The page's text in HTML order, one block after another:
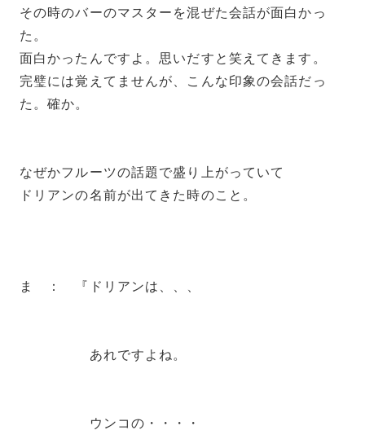
その時のバーのマスターを混ぜた会話が面白かっ
た。
面白かったんですよ。思いだすと笑えてきます。
完璧には覚えてませんが、こんな印象の会話だっ
た。確か。
なぜかフルーツの話題で盛り上がっていて
ドリアンの名前が出てきた時のこと。
ま ： 『ドリアンは、、、
あれですよね。
ウンコの・・・・